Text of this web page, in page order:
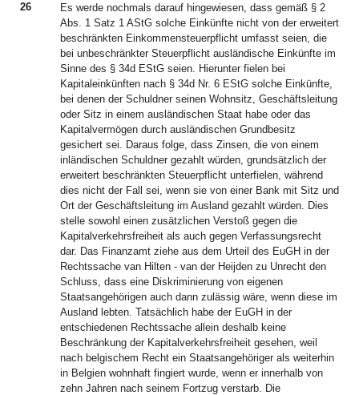
26
Es werde nochmals darauf hingewiesen, dass gemäß § 2
Abs. 1 Satz 1 AStG solche Einkünfte nicht von der erweitert
beschränkten Einkommensteuerpflicht umfasst seien, die
bei unbeschränkter Steuerpflicht ausländische Einkünfte im
Sinne des § 34d EStG seien. Hierunter fielen bei
Kapitaleinkünften nach § 34d Nr. 6 EStG solche Einkünfte,
bei denen der Schuldner seinen Wohnsitz, Geschäftsleitung
oder Sitz in einem ausländischen Staat habe oder das
Kapitalvermögen durch ausländischen Grundbesitz
gesichert sei. Daraus folge, dass Zinsen, die von einem
inländischen Schuldner gezahlt würden, grundsätzlich der
erweitert beschränkten Steuerpflicht unterfielen, während
dies nicht der Fall sei, wenn sie von einer Bank mit Sitz und
Ort der Geschäftsleitung im Ausland gezahlt würden. Dies
stelle sowohl einen zusätzlichen Verstoß gegen die
Kapitalverkehrsfreiheit als auch gegen Verfassungsrecht
dar. Das Finanzamt ziehe aus dem Urteil des EuGH in der
Rechtssache van Hilten - van der Heijden zu Unrecht den
Schluss, dass eine Diskriminierung von eigenen
Staatsangehörigen auch dann zulässig wäre, wenn diese im
Ausland lebten. Tatsächlich habe der EuGH in der
entschiedenen Rechtssache allein deshalb keine
Beschränkung der Kapitalverkehrsfreiheit gesehen, weil
nach belgischem Recht ein Staatsangehöriger als weiterhin
in Belgien wohnhaft fingiert wurde, wenn er innerhalb von
zehn Jahren nach seinem Fortzug verstarb. Die